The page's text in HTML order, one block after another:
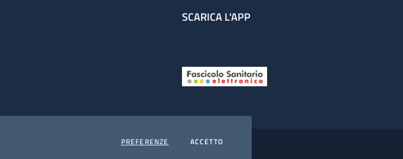
PREFERENZE COOKIESACCETTOI COOKIES
SCARICA L'APP